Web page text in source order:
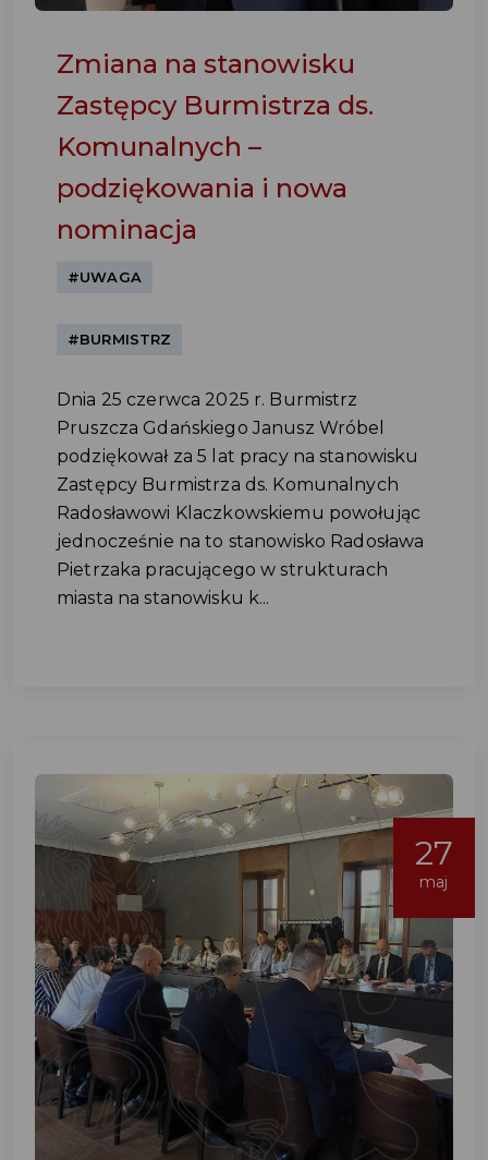
Zmiana na stanowisku
Zastępcy Burmistrza ds.
Komunalnych –
podziękowania i nowa
nominacja
#UWAGA
#BURMISTRZ
Dnia 25 czerwca 2025 r. Burmistrz
Pruszcza Gdańskiego Janusz Wróbel
podziękował za 5 lat pracy na stanowisku
Zastępcy Burmistrza ds. Komunalnych
Radosławowi Klaczkowskiemu powołując
jednocześnie na to stanowisko Radosława
Pietrzaka pracującego w strukturach
miasta na stanowisku k...
27
maj